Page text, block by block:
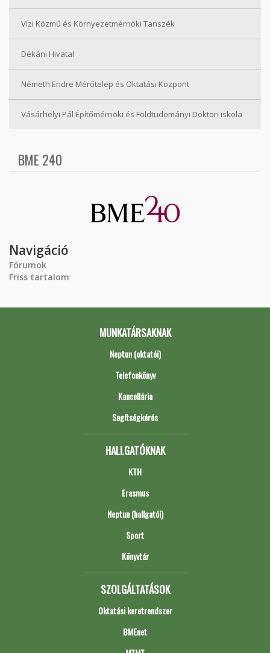
Vízi Közmű és Környezetmérnöki Tanszék
Dékáni Hivatal
Németh Endre Mérőtelep és Oktatási Központ
Vásárhelyi Pál Építőmérnöki és Földtudományi Doktori iskola
BME 240
Navigáció
Fórumok
Friss tartalom
MUNKATÁRSAKNAK
Neptun (oktatói)
Telefonkönyv
Kancellária
Segítségkérés
HALLGATÓKNAK
KTH
Erasmus
Neptun (hallgatói)
Sport
Könyvtár
SZOLGÁLTATÁSOK
Oktatási keretrendszer
BMEnet